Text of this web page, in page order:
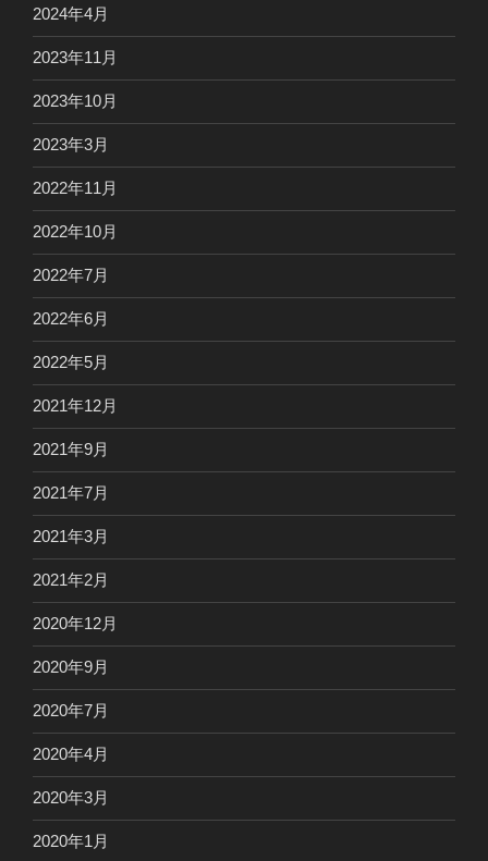
2024年4月
2023年11月
2023年10月
2023年3月
2022年11月
2022年10月
2022年7月
2022年6月
2022年5月
2021年12月
2021年9月
2021年7月
2021年3月
2021年2月
2020年12月
2020年9月
2020年7月
2020年4月
2020年3月
2020年1月